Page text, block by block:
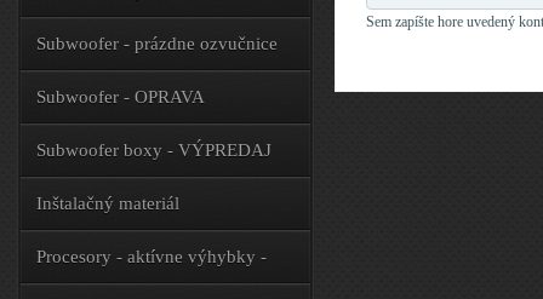
Sem zapíšte hore uvedený
Subwoofer - prázdne ozvučnice
Subwoofer - OPRAVA
Subwoofer boxy - VÝPREDAJ
Inštalačný materiál
Procesory - aktívne výhybky -